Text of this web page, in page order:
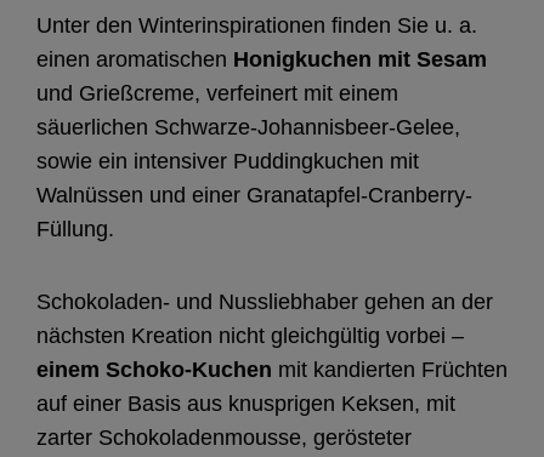
Unter den Winterinspirationen finden Sie u. a.
einen aromatischen Honigkuchen mit Sesam
und Grießcreme, verfeinert mit einem
säuerlichen Schwarze-Johannisbeer-Gelee,
sowie ein intensiver Puddingkuchen mit
Walnüssen und einer Granatapfel-Cranberry-
Füllung.
Schokoladen- und Nussliebhaber gehen an der
nächsten Kreation nicht gleichgültig vorbei –
einem Schoko-Kuchen mit kandierten Früchten
auf einer Basis aus knusprigen Keksen, mit
zarter Schokoladenmousse, gerösteter